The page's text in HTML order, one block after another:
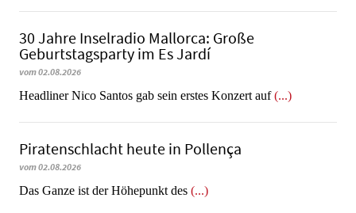
30 Jahre Inselradio Mallorca: Große
Geburtstagsparty im Es Jardí
vom 02.08.2026
Headliner Nico Santos gab sein erstes Konzert auf(...)
Piratenschlacht heute in Po­llen­ça
vom 02.08.2026
​​​​​​​Das Ganze ist der Höhepunkt des (...)